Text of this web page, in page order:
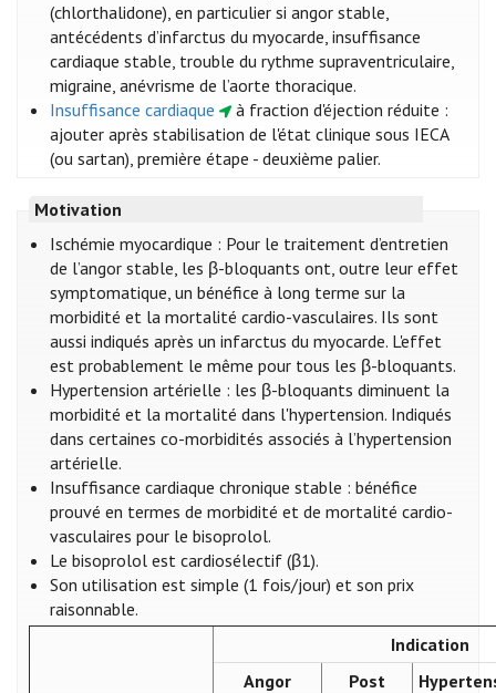
(chlorthalidone), en particulier si angor stable,
antécédents d’infarctus du myocarde, insuffisance
cardiaque stable, trouble du rythme supraventriculaire,
migraine, anévrisme de l’aorte thoracique.
Insuffisance cardiaque
à fraction d'éjection réduite :
ajouter après stabilisation de l'état clinique sous IECA
(ou sartan), première étape - deuxième palier.
Motivation
Ischémie myocardique : Pour le traitement d’entretien
de l’angor stable, les β-bloquants ont, outre leur effet
symptomatique, un bénéfice à long terme sur la
morbidité et la mortalité cardio-vasculaires. Ils sont
aussi indiqués après un infarctus du myocarde. L'effet
est probablement le même pour tous les β-bloquants.
Hypertension artérielle : les β-bloquants diminuent la
morbidité et la mortalité dans l'hypertension. Indiqués
dans certaines co-morbidités associés à l’hypertension
artérielle.
Insuffisance cardiaque chronique stable : bénéfice
prouvé en termes de morbidité et de mortalité cardio-
vasculaires pour le bisoprolol.
Le bisoprolol est cardiosélectif (β1).
Son utilisation est simple (1 fois/jour) et son prix
raisonnable.
Indication
Angor
Post